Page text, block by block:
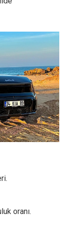
oranı.